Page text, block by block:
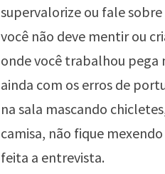
supervalorize ou fale
você não deve mentir ou
onde você trabalhou
ainda com os erros de
na sala mascando
camisa, não fique
feita a entrevista.